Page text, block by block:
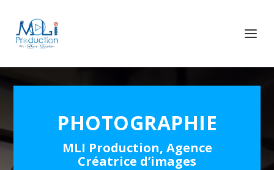
PHOTOGRAPHIE
MLI Production, Agence
Créatrice d’images